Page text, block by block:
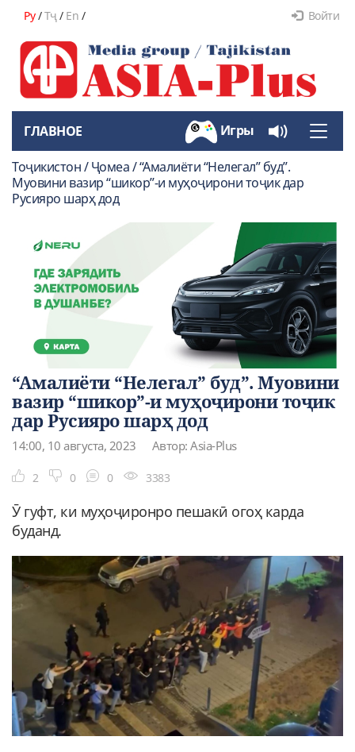
Ру/Тҷ/ En / Войти
Toggle
ГЛАВНОЕ Игры
Тоҷикистон / Ҷомеа / “Амалиёти “Нелегал” буд”.
Муовини вазир “шикор”-и муҳоҷирони тоҷик дар
Русияро шарҳ дод
“Амалиёти “Нелегал” буд”. Муовини
вазир “шикор”-и муҳоҷирони тоҷик
дар Русияро шарҳ дод
14:00, 10 августа, 2023 Автор: Asia-Plus
2 0 0 3383
Ӯ гуфт, ки муҳоҷиронро пешакӣ огоҳ карда
буданд.